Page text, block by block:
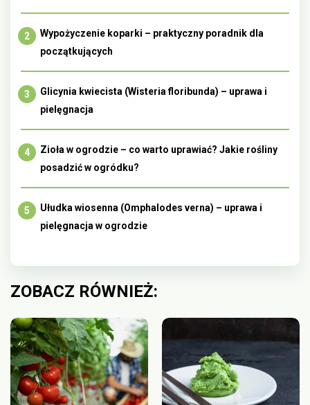
Wypożyczenie koparki – praktyczny poradnik dla
początkujących
Glicynia kwiecista (Wisteria floribunda) – uprawa i
pielęgnacja
Zioła w ogrodzie – co warto uprawiać? Jakie rośliny
posadzić w ogródku?
Ułudka wiosenna (Omphalodes verna) – uprawa i
pielęgnacja w ogrodzie
ZOBACZ RÓWNIEŻ: